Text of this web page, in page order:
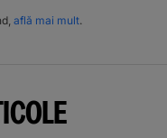
află mai mult.